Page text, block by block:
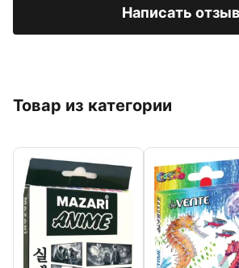
Написать отзыв
Товар из категории